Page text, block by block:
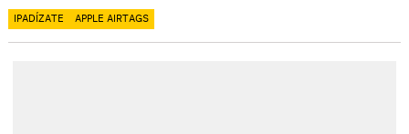
IPADÍZATE APPLE AIRTAGS